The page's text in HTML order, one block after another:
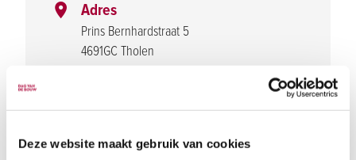
Deze website maakt gebruik van cookies
Adres
Prins Bernhardstraat 5
4691GC Tholen
10:00 - 13:00